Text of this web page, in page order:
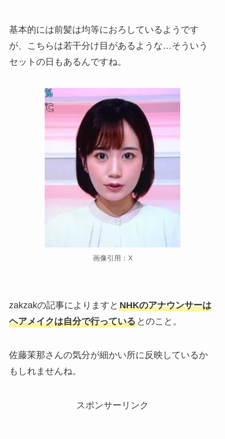
基本的には前髪は均等におろしているようです
が、こちらは若干分け目があるような…そういう
セットの日もあるんですね。
画像引用：X
zakzakの記事によりますと NHKのアナウンサーは
ヘアメイクは自分で行っているとのこと。
佐藤茉那さんの気分が細かい所に反映しているか
もしれませんね。
スポンサーリンク